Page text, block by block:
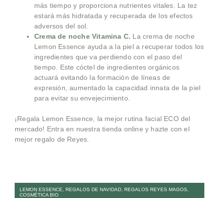
más tiempo y proporciona nutrientes vitales. La tez
estará más hidratada y recuperada de los efectos
adversos del sol.
Crema de noche Vitamina C. La crema de noche
Lemon Essence ayuda a la piel a recuperar todos los
ingredientes que va perdiendo con el paso del
tiempo. Este cóctel de ingredientes orgánicos
actuará evitando la formación de líneas de
expresión, aumentado la capacidad innata de la piel
para evitar su envejecimiento.
¡Regala Lemon Essence, la mejor rutina facial ECO del
mercado! Entra en nuestra tienda online y hazte con el
mejor regalo de Reyes.
LEMON ESSENCE REGALOS DE NAVIDAD REGALOS REYES MAGOS
COSMÉTICA BIO